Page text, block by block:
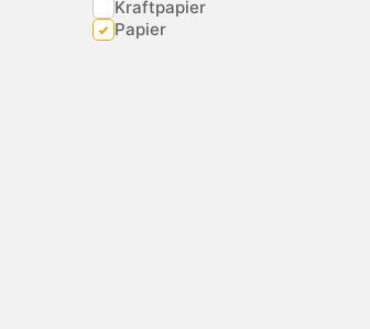
Kraftpapier
Papier